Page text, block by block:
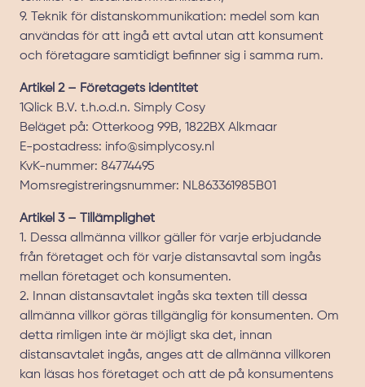
9. Teknik för distanskommunikation: medel som kan
användas för att ingå ett avtal utan att konsument
och företagare samtidigt befinner sig i samma rum.
Artikel 2 – Företagets identitet
1Qlick B.V. t.h.o.d.n. Simply Cosy
Beläget på: Otterkoog 99B, 1822BX Alkmaar
E-postadress: info@simplycosy.nl
KvK-nummer: 84774495
Momsregistreringsnummer: NL863361985B01
Artikel 3 – Tillämplighet
1. Dessa allmänna villkor gäller för varje erbjudande
från företaget och för varje distansavtal som ingås
mellan företaget och konsumenten.
2. Innan distansavtalet ingås ska texten till dessa
allmänna villkor göras tillgänglig för konsumenten. Om
detta rimligen inte är möjligt ska det, innan
distansavtalet ingås, anges att de allmänna villkoren
kan läsas hos företaget och att de på konsumentens